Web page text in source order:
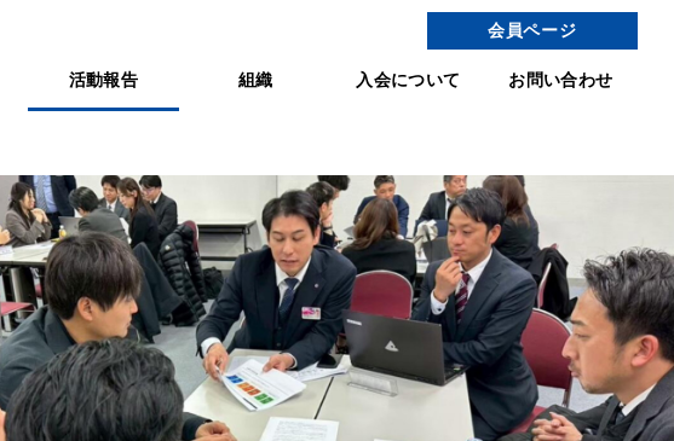
会員ページ
活動報告 組織 入会について お問い合わせ